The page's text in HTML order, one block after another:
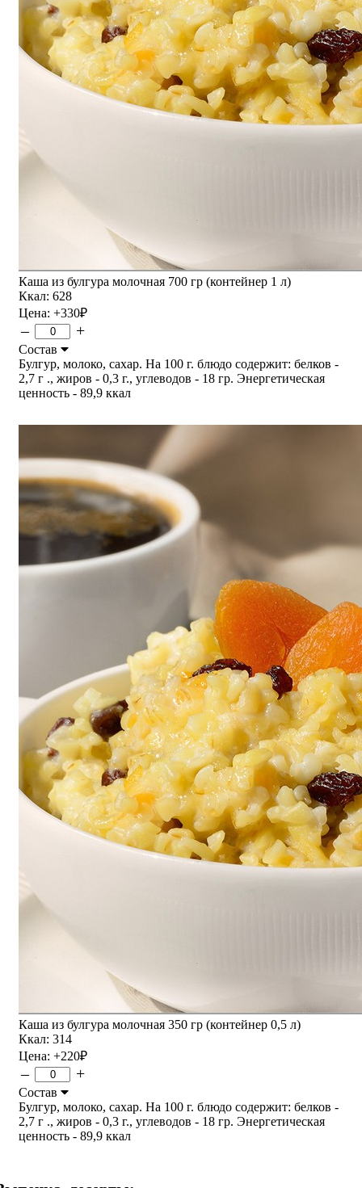
Каша из булгура молочная 700 гр (контейнер 1 л)
Ккал: 628
Цена: +330₽
– +
Состав
Булгур, молоко, сахар. На 100 г. блюдо содержит: белков -
2,7 г ., жиров - 0,3 г., углеводов - 18 гр. Энергетическая
ценность - 89,9 ккал
Каша из булгура молочная 350 гр (контейнер 0,5 л)
Ккал: 314
Цена: +220₽
– +
Состав
Булгур, молоко, сахар. На 100 г. блюдо содержит: белков -
2,7 г ., жиров - 0,3 г., углеводов - 18 гр. Энергетическая
ценность - 89,9 ккал